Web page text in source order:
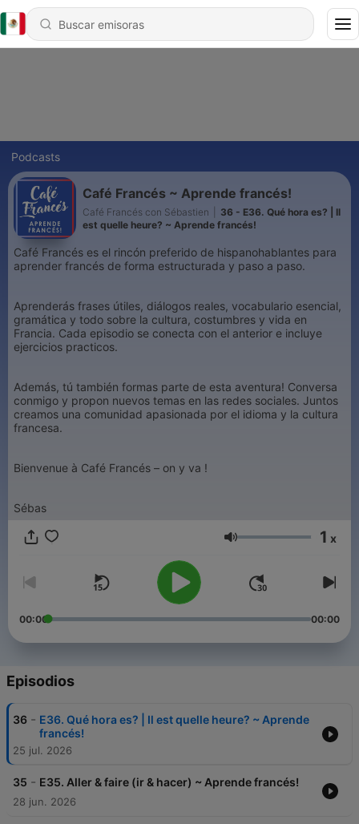
Podcasts
Café Francés ~ Aprende francés!
Café Francés con Sébastien
36 - E36. Qué hora es? | Il
est quelle heure? ~ Aprende francés!
Café Francés es el rincón preferido de hispanohablantes para
aprender francés de forma estructurada y paso a paso.
Aprenderás frases útiles, diálogos reales, vocabulario esencial,
gramática y todo sobre la cultura, costumbres y vida en
Francia. Cada episodio se conecta con el anterior e incluye
ejercicios practicos.
Además, tú también formas parte de esta aventura! Conversa
conmigo y propon nuevos temas en las redes sociales. Juntos
creamos una comunidad apasionada por el idioma y la cultura
francesa.
Bienvenue à Café Francés – on y va !
Sébas
Volumen 1 x
00:00 00:00
Episodios
36 - E36. Qué hora es? | Il est quelle heure? ~ Aprende
francés!
25 jul. 2026
35 - E35. Aller & faire (ir & hacer) ~ Aprende francés!
28 jun. 2026